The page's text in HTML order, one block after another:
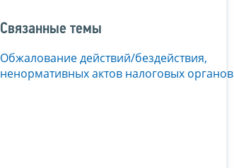
Связанные темы
Обжалование действий/бездействия,
ненормативных актов налоговых органов